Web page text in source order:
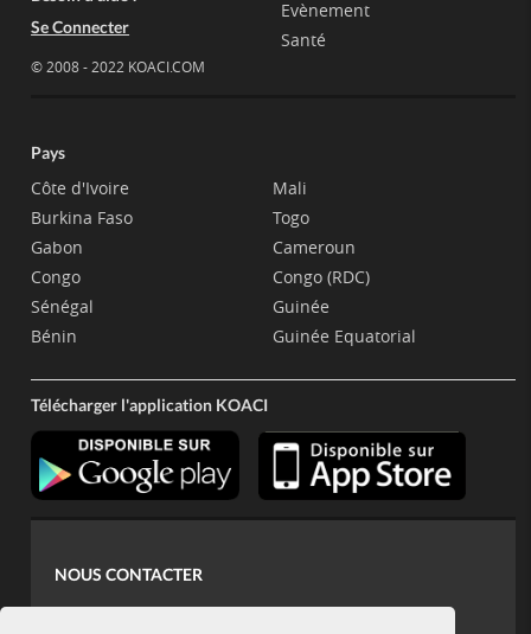
Se Connecter
© 2008 - 2022 KOACI.COM
Evènement
Santé
Pays
Côte d'Ivoire
Burkina Faso
Gabon
Congo
Sénégal
Bénin
Mali
Togo
Cameroun
Congo (RDC)
Guinée
Guinée Equatorial
Télécharger l'application KOACI
NOUS CONTACTER